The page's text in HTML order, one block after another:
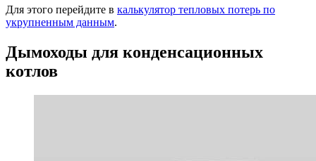
Для этого перейдите в калькулятор тепловых потерь по
укрупненным данным.
Дымоходы для конденсационных
котлов